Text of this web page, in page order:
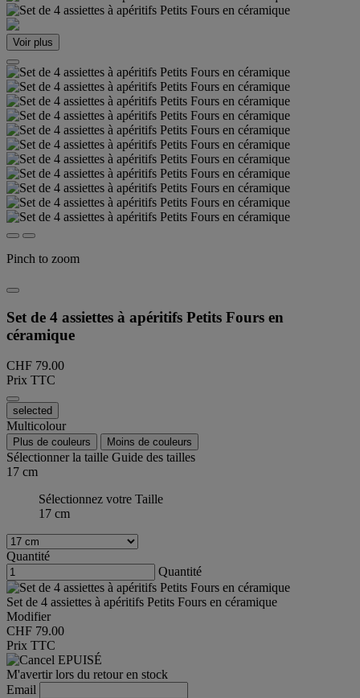
Voir plus
Pinch to zoom
Set de 4 assiettes à apéritifs Petits Fours en
céramique
CHF 79.00
Prix TTC
selected
Multicolour
Plus de couleurs Moins de couleurs
Sélectionner la taille Guide des tailles
17 cm
Sélectionnez votre Taille
17 cm
Quantité
Quantité
Set de 4 assiettes à apéritifs Petits Fours en céramique
Modifier
CHF 79.00
Prix TTC
EPUISÉ
M'avertir lors du retour en stock
Email